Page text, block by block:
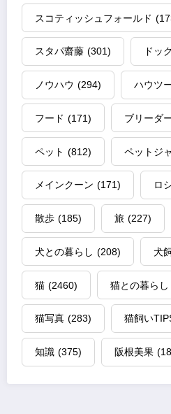
スコティッシュフォールド
スタパ齋藤 (301) ドッ
ノウハウ (294) ハウツ
フード (171) ブリーダ
ペット (812) ペットジ
メインクーン (171) ロ
散歩 (185) 旅 (227)
犬との暮らし (208) 犬
猫 (2460) 猫との暮らし
猫写真 (283) 猫飼い
知識 (375) 阪根美果